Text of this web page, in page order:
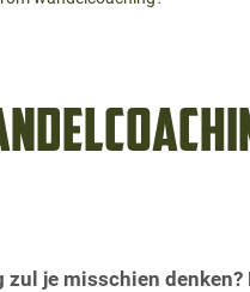
je misschien denken?